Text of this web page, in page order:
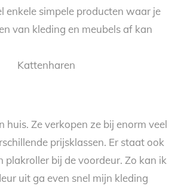
enkele simpele producten waar je
van kleding en meubels af kan
huis. Ze verkopen ze bij enorm veel
prijsklassen. Er staat ook
plakroller bij de voordeur. Zo kan ik
uit ga even snel mijn kleding